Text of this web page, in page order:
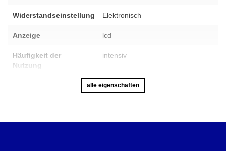
Widerstandseinstellung Elektronisch
Anzeige lcd
Häufigkeit der
Nutzung
intensiv
alle eigenschaften